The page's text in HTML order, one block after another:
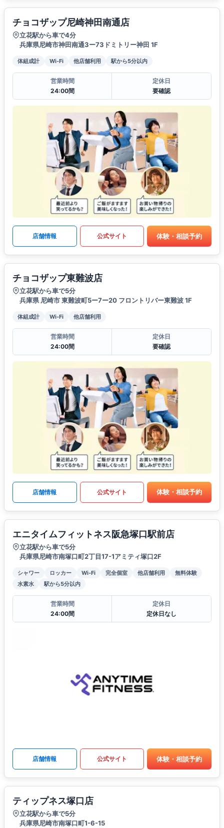
チョコザップ尼崎神田南通店
立花駅から車で4分
兵庫県尼崎市神田南通3ー73ドミトリー神田 1F
体組成計 Wi-Fi 他店舗利用 駅から5分以内
営業時間
24:00間
定休日
要確認
店舗情報 公式サイト 体験・相談予約
チョコザップ東難波店
立花駅から車で5分
兵庫県 尼崎市 東難波町5ー7ー20 フロントリバー東難波 1F
体組成計 Wi-Fi 他店舗利用
営業時間
24:00間
定休日
要確認
店舗情報 公式サイト 体験・相談予約
エニタイムフィットネス阪急塚口駅前店
立花駅から車で5分
兵庫県尼崎市南塚口町2丁目17-1アミティ塚口2F
シャワー ロッカー Wi-Fi 完全個室 他店舗利用
無料体験
水素水
駅から5分以内
営業時間
24:00間
定休日
定休日なし
店舗情報 公式サイト 体験・相談予約
ティップネス塚口店
立花駅から車で5分
兵庫県尼崎市南塚口町1-6-15